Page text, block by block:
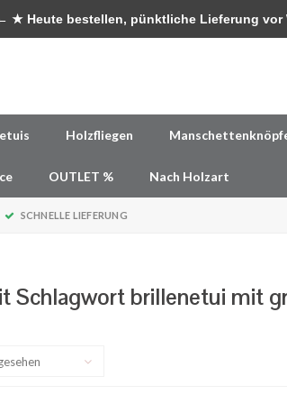
Holzfliegen
OUTLET % Nach Holzart
SCHNELLE LIEFERUNG
Schlagwort brillenetui mit
★ Heute bestellen, pünktliche Lieferung vor